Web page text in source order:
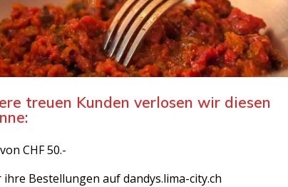
treuen Kunden verlosen wir diesen
CHF 50.-
Bestellungen auf dandys.lima-city.ch